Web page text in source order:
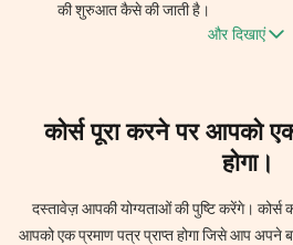
की शुरुआत कैसे की जाती है।
और दिखाएं
कोर्स पूरा करने पर आपको
होगा।
दस्तावेज़ आपकी योग्यताओं की पुष्टि करेंगे। कोर्स
आपको एक प्रमाण पत्र प्राप्त होगा जिसे आप अपने